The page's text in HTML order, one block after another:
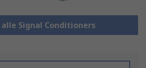
Signal Conditioners